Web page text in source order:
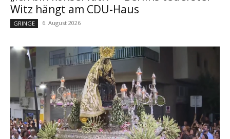
Witz hängt am CDU-Haus
GRINGE 6. August 2026